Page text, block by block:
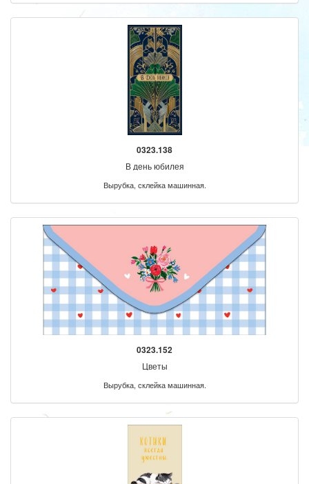
0323.138
В день юбилея
Вырубка, склейка машинная.
0323.152
Цветы
Вырубка, склейка машинная.